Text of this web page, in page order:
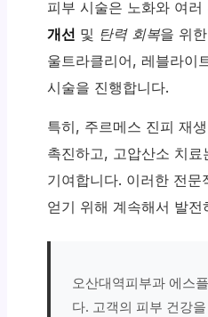
피부 시술은 노화와 여
개선 및 탄력 회복을 위
울트라클리어, 레블라이
시술을 진행합니다.
특히, 주르메스 진피 재
촉진하고, 고압산소 치
기여합니다. 이러한 전
얻기 위해 계속해서 발전
오산대역피부과 에스
다. 고객의 피부 건강